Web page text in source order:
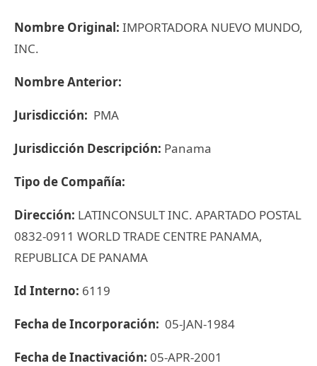
Nombre Original: IMPORTADORA NUEVO MUNDO,
INC.
Nombre Anterior:
Jurisdicción: PMA
Jurisdicción Descripción: Panama
Tipo de Compañía:
Dirección: LATINCONSULT INC. APARTADO POSTAL
0832-0911 WORLD TRADE CENTRE PANAMA,
REPUBLICA DE PANAMA
Id Interno: 6119
Fecha de Incorporación: 05-JAN-1984
Fecha de Inactivación: 05-APR-2001